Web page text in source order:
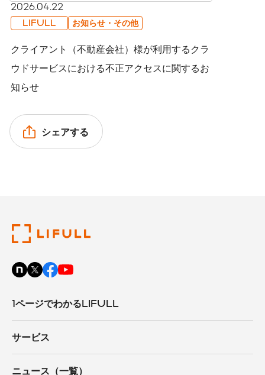
2026.04.22
LIFULL お知らせ・その他
クライアント（不動産会社）様が利用するクラ
ウドサービスにおける不正アクセスに関するお
知らせ
シェアする
1ページでわかるLIFULL
サービス
ニュース（一覧）